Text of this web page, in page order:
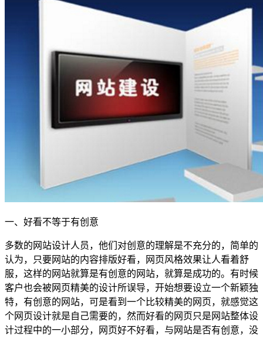
一、好看不等于有创意
多数的网站设计人员，他们对创意的理解是不充分的，简单的
认为，只要网站的内容排版好看，网页风格效果让人看着舒
服，这样的网站就算是有创意的网站，就算是成功的。有时候
客户也会被网页精美的设计所误导，开始想要设立一个新颖独
特，有创意的网站，可是看到一个比较精美的网页，就感觉这
个网页设计就是自己需要的，然而好看的网页只是网站整体设
计过程中的一小部分，网页好不好看，与网站是否有创意，没